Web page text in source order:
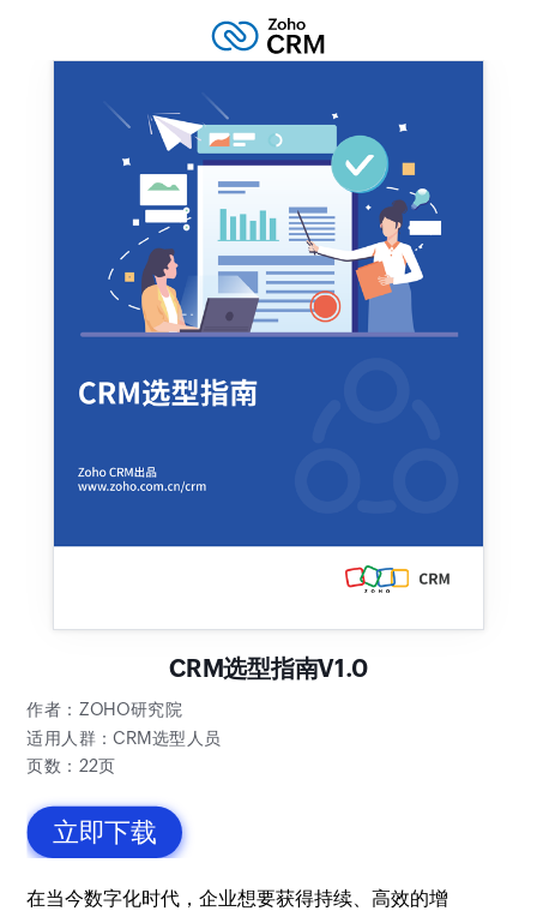
CRM选型指南V1.0
作者：ZOHO研究院
适用人群：CRM选型人员
页数：22页
立即下载
在当今数字化时代，企业想要获得持续、高效的增